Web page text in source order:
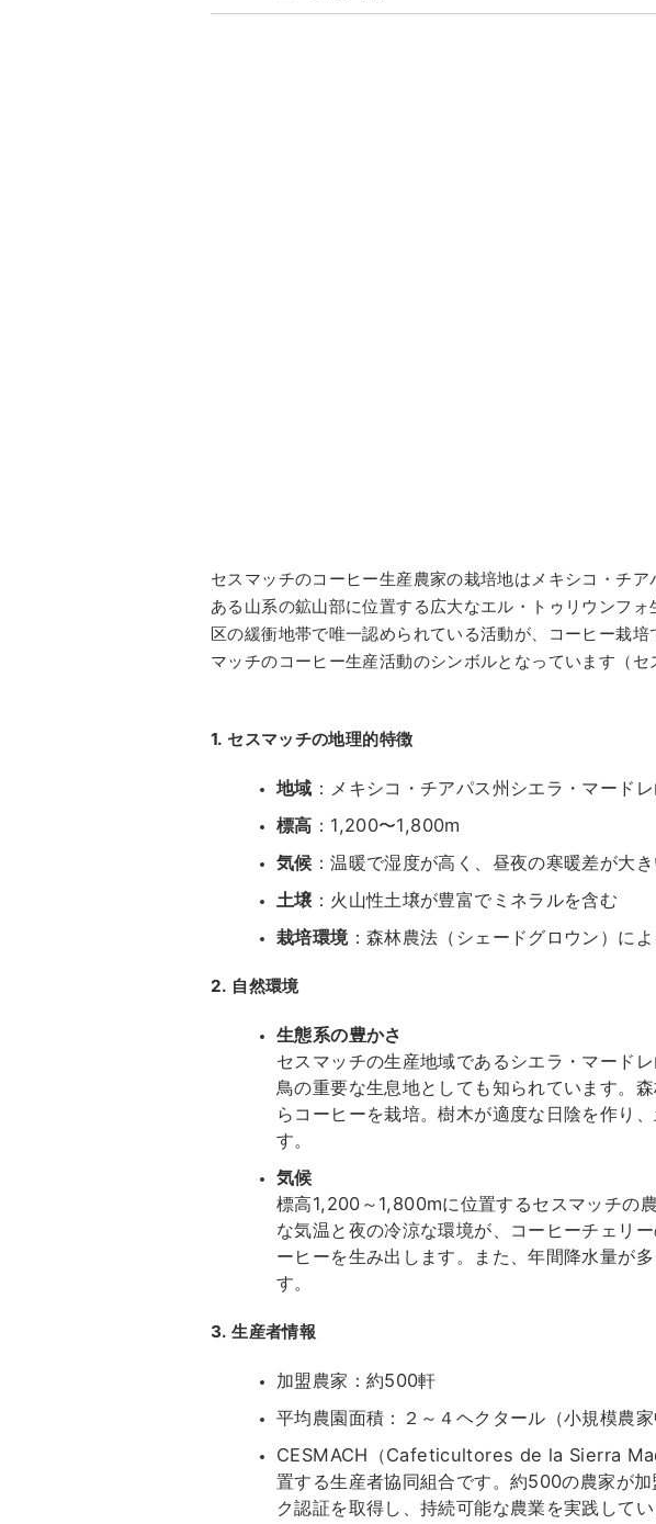
セスマッチのコーヒー生産農家の栽培地はメキシコ・チ
ある山系の鉱山部に位置する広大なエル・トゥリウンフ
区の緩衝地帯で唯一認められている活動が、コーヒー栽
マッチのコーヒー生産活動のシンボルとなっています（
1. セスマッチの地理的特徴
地域 ：メキシコ・チアパス州シエラ・マード
標高 ：1,200〜1,800m
気候 ：温暖で湿度が高く、昼夜の寒暖差が大
土壌 ：火山性土壌が豊富でミネラルを含む
栽培環境：森林農法（シェードグロウン）に
2. 自然環境
生態系の豊かさ
セスマッチの生産地域であるシエラ・マード
鳥の重要な生息地としても知られています。
らコーヒーを栽培。樹木が適度な日陰を作り
す。
気候
標高1,200～1,800mに位置するセスマッチの
な気温と夜の冷涼な環境が、コーヒーチェリ
ーヒーを生み出します。また、年間降水量が
す。
3. 生産者情報
加盟農家：約500軒
平均農園面積：２～４ヘクタール（小規模農家
CESMACH（Cafeticultores de la Sierra
置する生産者協同組合です。約500の農家が
ク認証を取得し、持続可能な農業を実践してい